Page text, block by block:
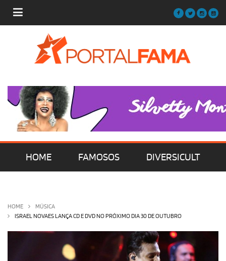
HOME FAMOSOS DIVERSICULT
OLHA ISSO! EU QUERO!
HOME
MÚSICA
ISRAEL NOVAES LANÇA CD E DVD NO PRÓXIMO DIA 30 DE OUTUBRO